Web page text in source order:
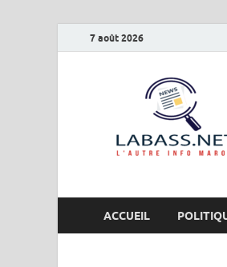
7 août 2026
ACCUEIL